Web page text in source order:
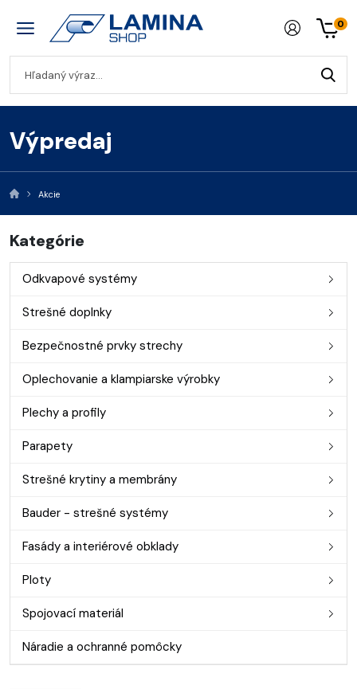
0
Výpredaj
Akcie
Kategórie
Odkvapové systémy
Strešné doplnky
Bezpečnostné prvky strechy
Oplechovanie a klampiarske výrobky
Plechy a profily
Parapety
Strešné krytiny a membrány
Bauder - strešné systémy
Fasády a interiérové obklady
Ploty
Spojovací materiál
Náradie a ochranné pomôcky